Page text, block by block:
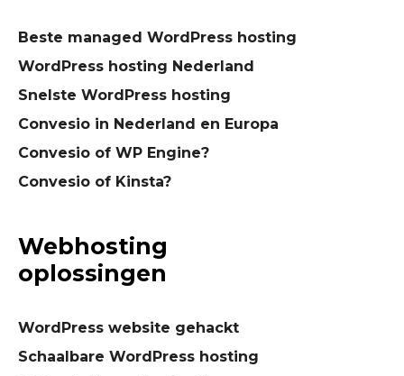
Beste managed WordPress hosting
WordPress hosting Nederland
Snelste WordPress hosting
Convesio in Nederland en Europa
Convesio of WP Engine?
Convesio of Kinsta?
Webhosting
oplossingen
WordPress website gehackt
Schaalbare WordPress hosting